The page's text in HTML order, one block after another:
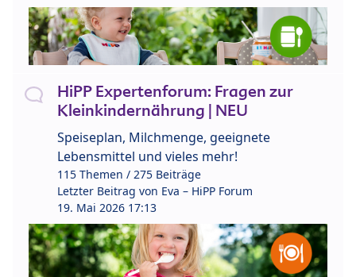
HiPP Expertenforum: Fragen zur
Kleinkindernährung | NEU
Speiseplan, Milchmenge, geeignete
Lebensmittel und vieles mehr!
115 Themen / 275 Beiträge
Letzter Beitrag von Eva – HiPP Forum
19. Mai 2026 17:13